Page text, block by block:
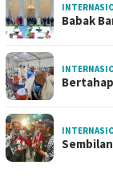
Babak